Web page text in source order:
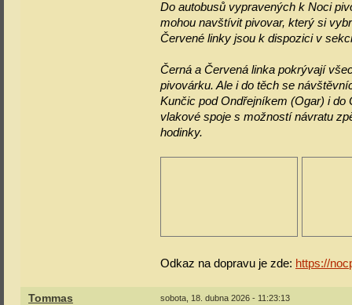
Do autobusů vypravených k Noci
mohou navštívit pivovar, který si
Červené linky jsou k dispozici v
Černá a Červená linka pokrývají
pivovárku. Ale i do těch se
Kunčic pod Ondřejníkem (Ogar) i
vlakové spoje s možností návratu
hodinky.
Odkaz na dopravu je zde: https://
Tommas sobota, 18. dubna 2026 - 11:23:13